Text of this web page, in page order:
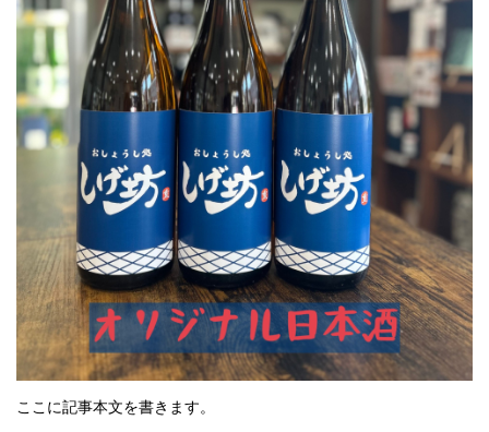
ここに記事本文を書きます。